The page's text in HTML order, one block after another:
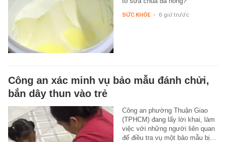
SỨC KHỎE - 6 giờ trước
Công an xác minh vụ bảo mẫu đánh chửi,
bắn dây thun vào trẻ
Công an phường Thuận Giao
(TPHCM) đang lấy lời khai, làm
việc với những người liên quan
để điều tra vụ một bảo mẫu bị…